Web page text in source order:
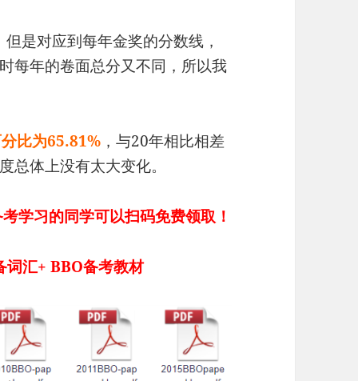
是对应到每年金奖的分数线，
每年的卷面总分又不同，所以我
比为65.81% ，与20年相比相差
总体上没有太大变化。
学习的同学可以扫码免费领取！
词汇+ BBO备考教材